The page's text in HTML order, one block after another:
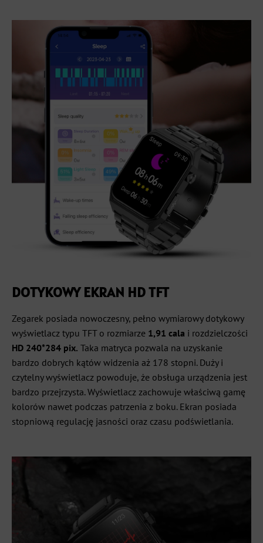
DOTYKOWY EKRAN HD TFT
Zegarek posiada nowoczesny, pełno wymiarowy dotykowy
wyświetlacz typu TFT o rozmiarze 1,91 cala i rozdzielczości
HD 240*284 pix. Taka matryca pozwala na uzyskanie
bardzo dobrych kątów widzenia aż 178 stopni. Duży i
czytelny wyświetlacz powoduje, że obsługa urządzenia jest
bardzo przejrzysta. Wyświetlacz zachowuje właściwą gamę
kolorów nawet podczas patrzenia z boku. Ekran posiada
stopniową regulację jasności oraz czasu podświetlania.